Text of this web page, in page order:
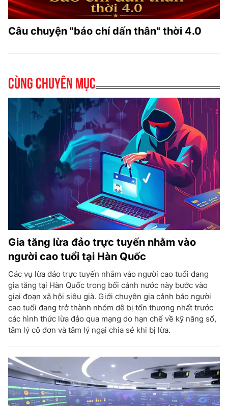
Câu chuyện "báo chí dấn thân" thời 4.0
Cùng chuyên mục
Gia tăng lừa đảo trực tuyến nhằm vào
người cao tuổi tại Hàn Quốc
Các vụ lừa đảo trực tuyến nhằm vào người cao tuổi đang
gia tăng tại Hàn Quốc trong bối cảnh nước này bước vào
giai đoạn xã hội siêu già. Giới chuyên gia cảnh báo người
cao tuổi đang trở thành nhóm dễ bị tổn thương nhất trước
các hình thức lừa đảo qua mạng do hạn chế về kỹ năng số,
tâm lý cô đơn và tâm lý ngại chia sẻ khi bị lừa.